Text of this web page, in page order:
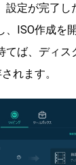
定が完了し
、ISO作成を
てば、ディス
れます。